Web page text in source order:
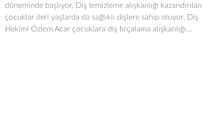
döneminde başlıyor. Diş temizleme alışkanlığı kazandırılan
çocuklar ileri yaşlarda da sağlıklı dişlere sahip oluyor. Diş
Hekimi Özlem Acar çocuklara diş fırçalama alışkanlığı...